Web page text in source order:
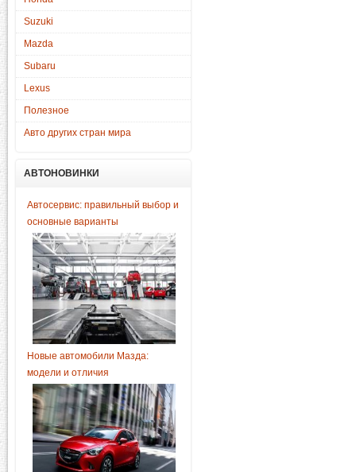
Suzuki
Mazda
Subaru
Lexus
Полезное
Авто других стран мира
АВТОНОВИНКИ
Автосервис: правильный выбор и
основные варианты
Новые автомобили Мазда:
модели и отличия